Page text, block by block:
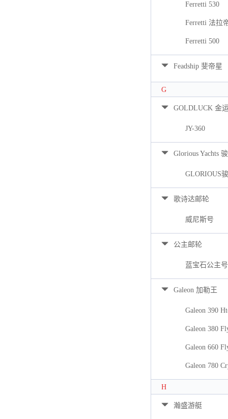
Ferretti 530
Ferretti 法拉
Ferretti 500
Feadship 斐帝星
G
GOLDLUCK 金
JY-360
Glorious Yachts
GLORIOUS
歌诗达邮轮
威尼斯号
公主邮轮
蓝宝石公主号
Galeon 加勒王
Galeon 390
Galeon 380
Galeon 660
Galeon 780
H
瀚盛游艇